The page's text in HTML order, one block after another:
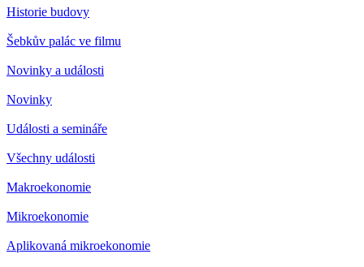
Historie budovy
Šebkův palác ve filmu
Novinky a události
Novinky
Události a semináře
Všechny události
Makroekonomie
Mikroekonomie
Aplikovaná mikroekonomie